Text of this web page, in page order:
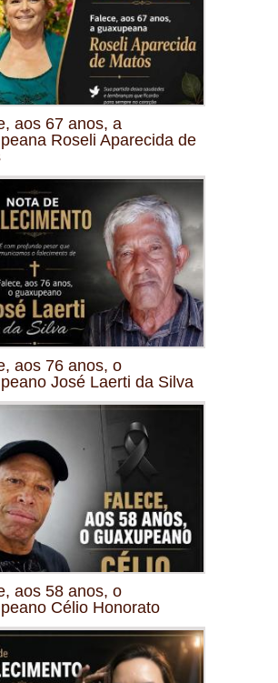
aos 67 anos, a
Roseli Aparecida de
aos 76 anos, o
José Laerti da Silva
aos 58 anos, o
Célio Honorato